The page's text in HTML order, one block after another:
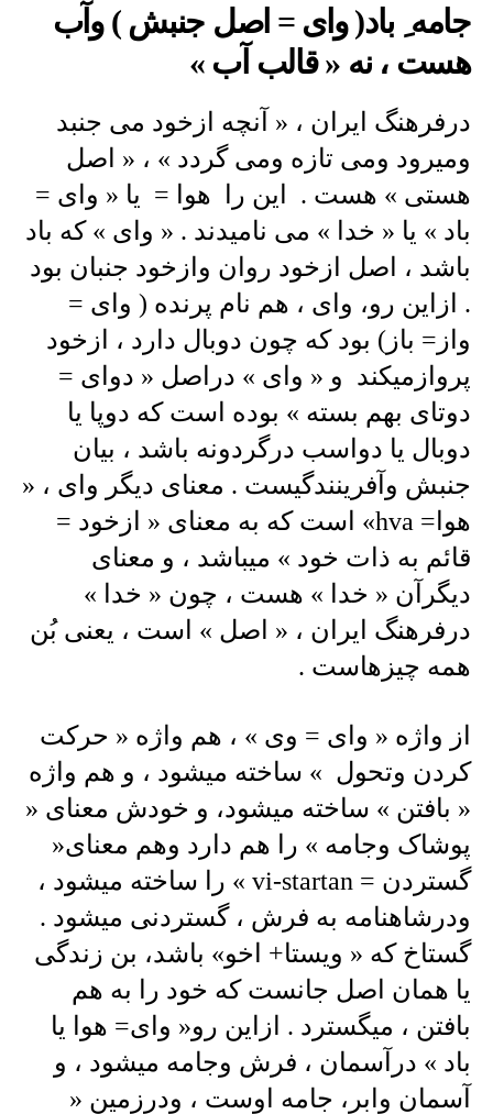
جامه ِ باد( وای = اصل جنبش ) وآب
هست ، نه « قالب آب »
درفرهنگ ایران ، « آنچه ازخود می جنبد
ومیرود ومی تازه ومی گردد » ، « اصل
هستی » هست . این را هوا = یا « وای =
باد » یا « خدا » می نامیدند . « وای » که باد
باشد ، اصل ازخود روان وازخود جنبان بود
. ازاین رو، وای ، هم نام پرنده ( وای =
واز= باز) بود که چون دوبال دارد ، ازخود
پروازمیکند و « وای » دراصل « دوای =
دوتای بهم بسته » بوده است که دوپا یا
دوبال یا دواسب درگردونه باشد ، بیان
جنبش وآفرینندگیست . معنای دیگر وای ، «
هوا= hva» است که به معنای « ازخود =
قائم به ذات خود » میباشد ، و معنای
دیگرآن « خدا » هست ، چون « خدا »
درفرهنگ ایران ، « اصل » است ، یعنی بُن
همه چیزهاست .
از واژه « وای = وی » ، هم واژه « حرکت
کردن وتحول » ساخته میشود ، و هم واژه
« بافتن » ساخته میشود، و خودش معنای «
پوشاک وجامه » را هم دارد وهم معنای«
گستردن = vi-startan » را ساخته میشود ،
ودرشاهنامه به فرش ، گستردنی میشود .
گستاخ که « ویستا+ اخو» باشد، بن زندگی
یا همان اصل جانست که خود را به هم
بافتن ، میگسترد . ازاین رو« وای= هوا یا
باد » درآسمان ، فرش وجامه میشود ، و
آسمان وابر، جامه اوست ، ودرزمین «